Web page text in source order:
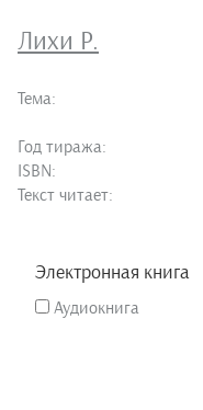
Лихи Р.
Тема:
Год тиража:
ISBN:
Текст читает:
Электронная книга
Аудиокнига